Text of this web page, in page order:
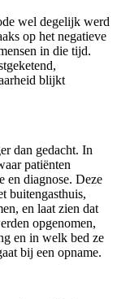
wel degelijk werd
op het negatieve
in die tijd.
blijkt
dan gedacht. In
patiënten
en diagnose. Deze
buitengasthuis,
en laat zien dat
opgenomen,
en in welk bed ze
bij een opname.